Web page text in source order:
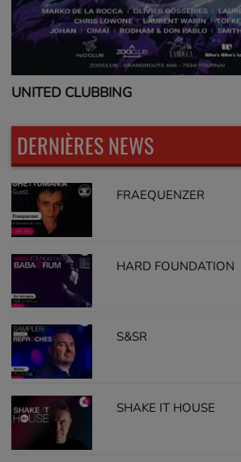
UNITED CLUBBING
DERNIÈRES NEWS
FRAEQUENZER
HARD FOUNDATION
S&SR
SHAKE IT HOUSE